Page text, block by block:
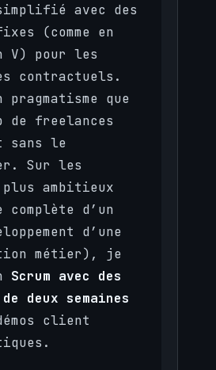
avec des
(comme en
V) pour les
contractuels.
pragmatisme que
de freelances
sans le
Sur les
ambitieux
d’un
d’une
métier), je
Scrum avec des
deux semaines
client